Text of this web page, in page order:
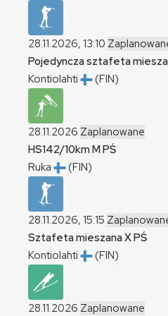
28.11.2026, 13:10
Pojedyncza sztafeta
Kontiolahti
(FIN)
28.11.2026 Zaplanowane
HS142/10kmMPŚ
Ruka
(FIN)
28.11.2026, 15:15
Sztafeta mieszanaXPŚ
Kontiolahti
(FIN)
28.11.2026 Zaplanowane